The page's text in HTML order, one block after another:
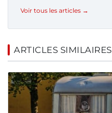
Voir tous les articles →
ARTICLES SIMILAIRES